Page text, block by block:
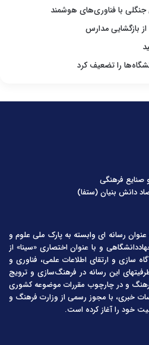
با فناوری‌های هوشمند
را تضعیف کرد
صنایع فرهنگی
دانش بنیان (ستفا)
عنوان رسانه ای وابسته به پارک ملی علوم و
و با عنوان اختصاری «سینا» از
به آگاه سازی و ارتقای اطلاعات علمی، فناوری و
این رسانه در فرهنگ‌سازی و ترویج
و در چارچوب مقررات موضوعه کشوری
خبری، با مجوز رسمی از وزارت فرهنگ و